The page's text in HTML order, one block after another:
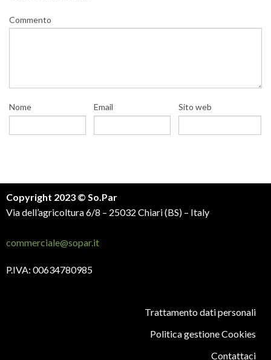
Commento
Nome Email Sito web
Copyright 2023 © So.Par
Via dell’agricoltura 6/8 – 25032 Chiari (BS) – Italy
commerciale@sopar.it
P.IVA: 00634780985
Trattamento dati personali
Politica gestione Cookies
Contattaci